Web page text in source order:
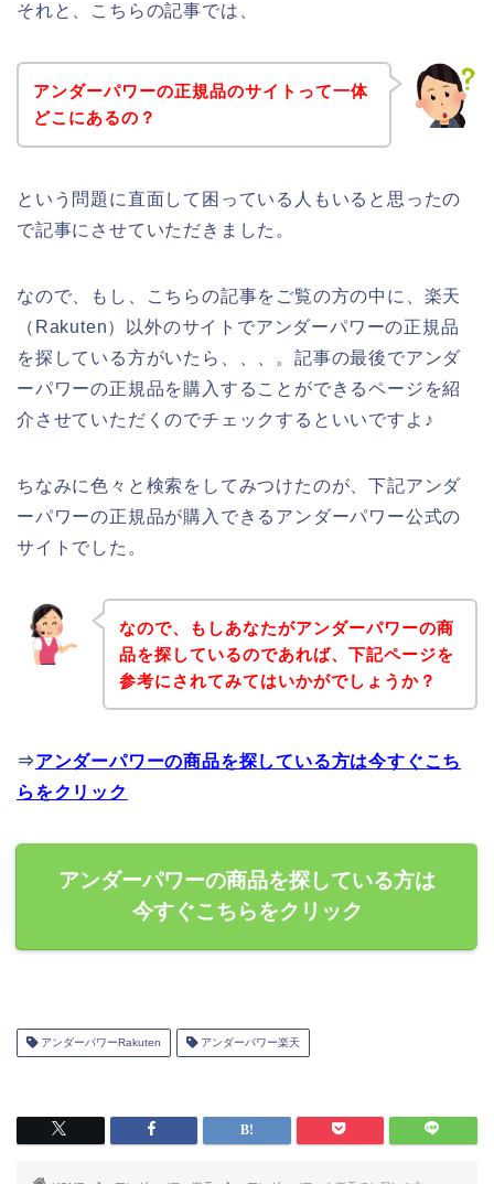
それと、こちらの記事では、
アンダーパワーの正規品のサイトって一体
どこにあるの？
という問題に直面して困っている人もいると思ったの
で記事にさせていただきました。
なので、もし、こちらの記事をご覧の方の中に、楽天
（Rakuten）以外のサイトでアンダーパワーの正規品
を探している方がいたら、、、。記事の最後でアンダ
ーパワーの正規品を購入することができるページを紹
介させていただくのでチェックするといいですよ♪
ちなみに色々と検索をしてみつけたのが、下記アンダ
ーパワーの正規品が購入できるアンダーパワー公式の
サイトでした。
なので、もしあなたがアンダーパワーの商
品を探しているのであれば、下記ページを
参考にされてみてはいかがでしょうか？
⇒アンダーパワーの商品を探している方は今すぐこち
らをクリック
アンダーパワーの商品を探している方は
今すぐこちらをクリック
アンダーパワーRakuten アンダーパワー楽天